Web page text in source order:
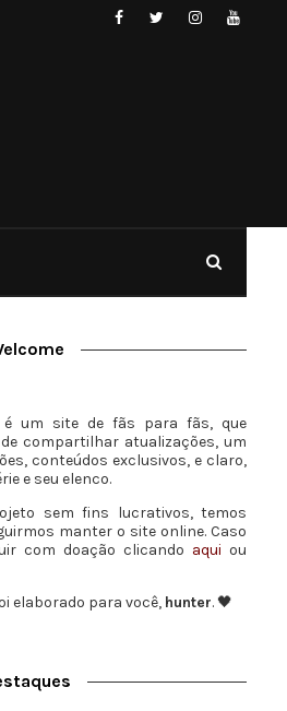
é um site de fãs para fãs, que
compartilhar atualizações, um
conteúdos exclusivos, e claro,
e seu elenco.
sem fins lucrativos, temos
manter o site online. Caso
com doação clicando aqui ou
elaborado para você, hunter. 🖤